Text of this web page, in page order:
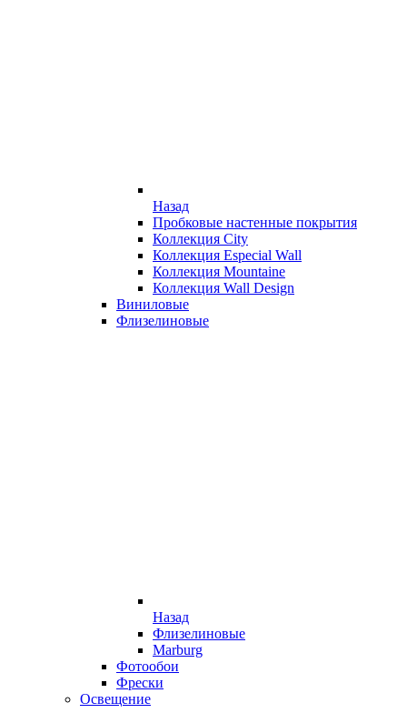
Назад
Пробковые настенные покрытия
Коллекция City
Коллекция Especial Wall
Коллекция Mountaine
Коллекция Wall Design
Виниловые
Флизелиновые
Назад
Флизелиновые
Marburg
Фотообои
Фрески
Освещение